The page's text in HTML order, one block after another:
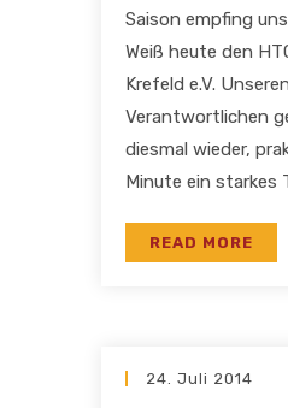
Saison empfing
Weiß heute den
Krefeld e.V. Unseren
Verantwortlichen
diesmal wieder,
Minute ein starkes
READ MORE
24. Juli 2014